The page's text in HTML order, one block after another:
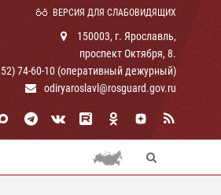
ВЕРСИЯ ДЛЯ СЛАБОВИДЯЩИХ
150003, г. Ярославль,
проспект Октября, 8.
74-60-10 (оперативный дежурный)
odiryaroslavl@rosguard.gov.ru